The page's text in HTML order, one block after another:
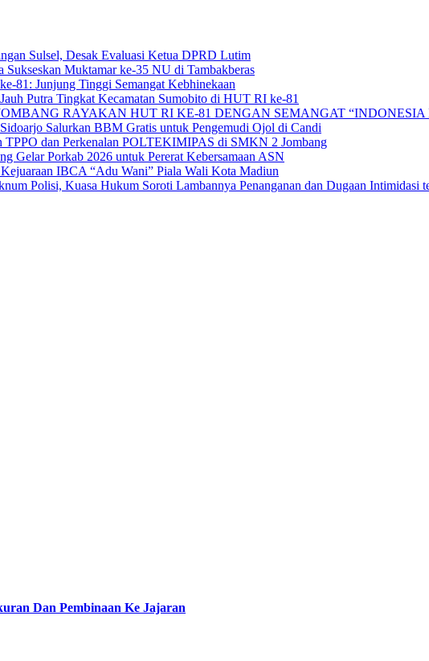
Sulsel, Desak Evaluasi Ketua DPRD Lutim
Muktamar ke-35 NU di Tambakberas
81: Junjung Tinggi Semangat Kebhinekaan
Putra Tingkat Kecamatan Sumobito di HUT RI ke-81
RAYAKAN HUT RI KE-81 DENGAN SEMANGAT
Salurkan BBM Gratis untuk Pengemudi Ojol di Candi
TPPO dan Perkenalan POLTEKIMIPAS di SMKN 2 Jombang
Gelar Porkab 2026 untuk Pererat Kebersamaan ASN
IBCA “Adu Wani” Piala Wali Kota Madiun
Polisi, Kuasa Hukum Soroti Lambannya Penanganan dan Dugaan Intimidasi
Dan Pembinaan Ke Jajaran